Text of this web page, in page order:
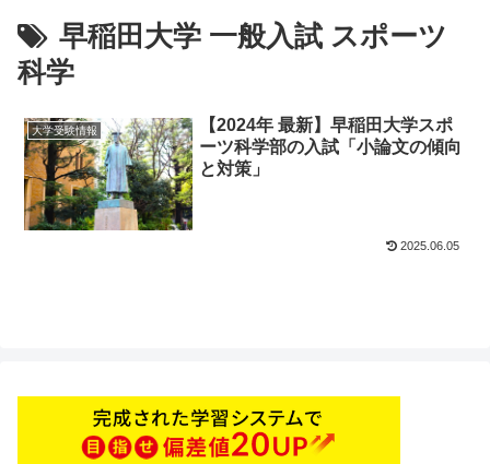
早稲田大学 一般入試 スポーツ
科学
大学受験情報
【2024年 最新】早稲田大学スポ
ーツ科学部の入試「小論文の傾向
と対策」
2025.06.05